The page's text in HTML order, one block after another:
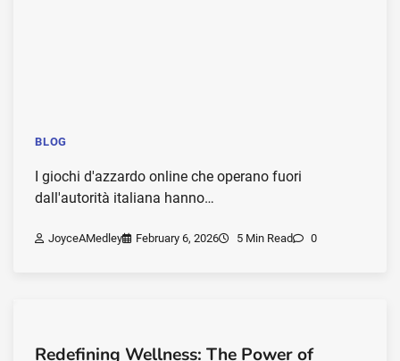
BLOG
I giochi d'azzardo online che operano fuori
dall'autorità italiana hanno…
JoyceAMedley February 6, 2026 5 Min Read 0
Redefining Wellness: The Power of